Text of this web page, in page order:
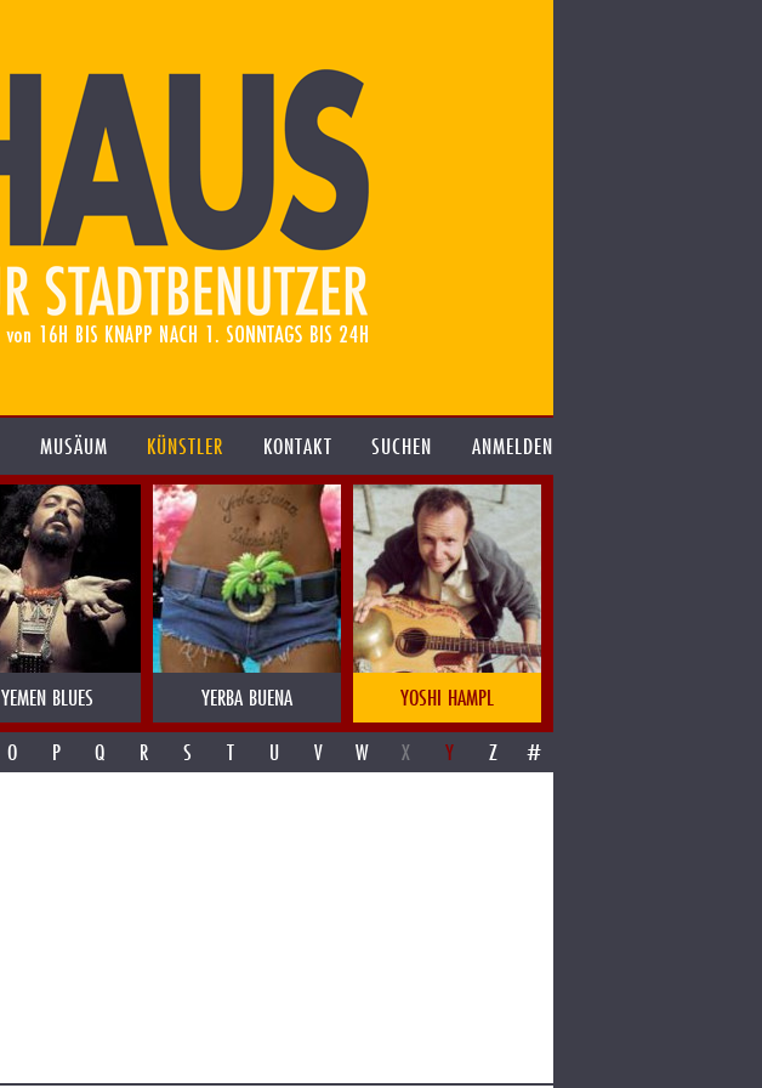
MUSÄUM KÜNSTLER KONTAKT SUCHEN ANMELDEN
YEMEN BLUES YERBA BUENA
YOSHI HAMPL
O P Q R S T U V W X Y Z #